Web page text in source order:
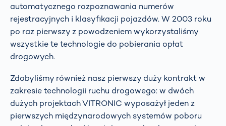
automatycznego rozpoznawania numerów
rejestracyjnych i klasyfikacji pojazdów. W 2003 roku
po raz pierwszy z powodzeniem wykorzystaliśmy
wszystkie te technologie do pobierania opłat
drogowych.
Zdobyliśmy również nasz pierwszy duży kontrakt w
zakresie technologii ruchu drogowego: w dwóch
dużych projektach VITRONIC wyposażył jeden z
pierwszych międzynarodowych systemów poboru